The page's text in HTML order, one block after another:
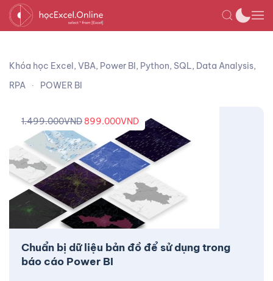
Khóa học Excel, VBA, Power BI, Python, SQL, Data Analysis,
RPA
POWER BI
Chuẩn bị dữ liệu bản đồ để sử dụng trong
báo cáo Power BI
1.499.000VND 899.000VND